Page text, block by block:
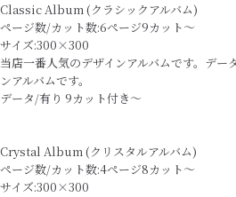
Classic Album (クラシックアルバム)
ページ数/カット数:6ページ9カット～
サイズ:300×300
当店一番人気のデザインアルバムです。デー
ンアルバムです。
データ/有り 9カット付き～
Crystal Album (クリスタルアルバム)
ページ数/カット数:4ページ8カット～
サイズ:300×300